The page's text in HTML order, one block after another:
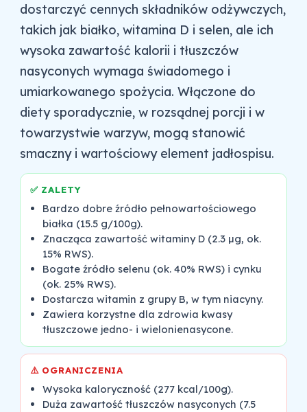
dostarczyć cennych składników odżywczych,
takich jak białko, witamina D i selen, ale ich
wysoka zawartość kalorii i tłuszczów
nasyconych wymaga świadomego i
umiarkowanego spożycia. Włączone do
diety sporadycznie, w rozsądnej porcji i w
towarzystwie warzyw, mogą stanowić
smaczny i wartościowy element jadłospisu.
✅ ZALETY
Bardzo dobre źródło pełnowartościowego
białka (15.5 g/100g).
Znacząca zawartość witaminy D (2.3 µg, ok.
15% RWS).
Bogate źródło selenu (ok. 40% RWS) i cynku
(ok. 25% RWS).
Dostarcza witamin z grupy B, w tym niacyny.
Zawiera korzystne dla zdrowia kwasy
tłuszczowe jedno- i wielonienasycone.
⚠️ OGRANICZENIA
Wysoka kaloryczność (277 kcal/100g).
Duża zawartość tłuszczów nasyconych (7.5